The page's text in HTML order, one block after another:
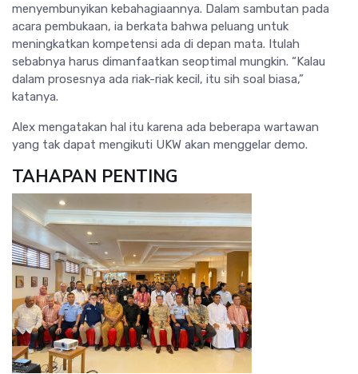
menyembunyikan kebahagiaannya. Dalam sambutan pada
acara pembukaan, ia berkata bahwa peluang untuk
meningkatkan kompetensi ada di depan mata. Itulah
sebabnya harus dimanfaatkan seoptimal mungkin. “Kalau
dalam prosesnya ada riak-riak kecil, itu sih soal biasa,”
katanya.
Alex mengatakan hal itu karena ada beberapa wartawan
yang tak dapat mengikuti UKW akan menggelar demo.
TAHAPAN PENTING